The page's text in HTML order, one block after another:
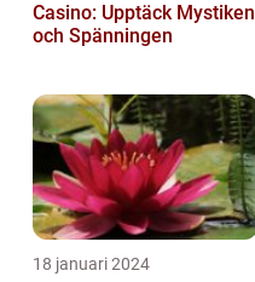
Casino: Upptäck Mystiken
och Spänningen
18 januari 2024